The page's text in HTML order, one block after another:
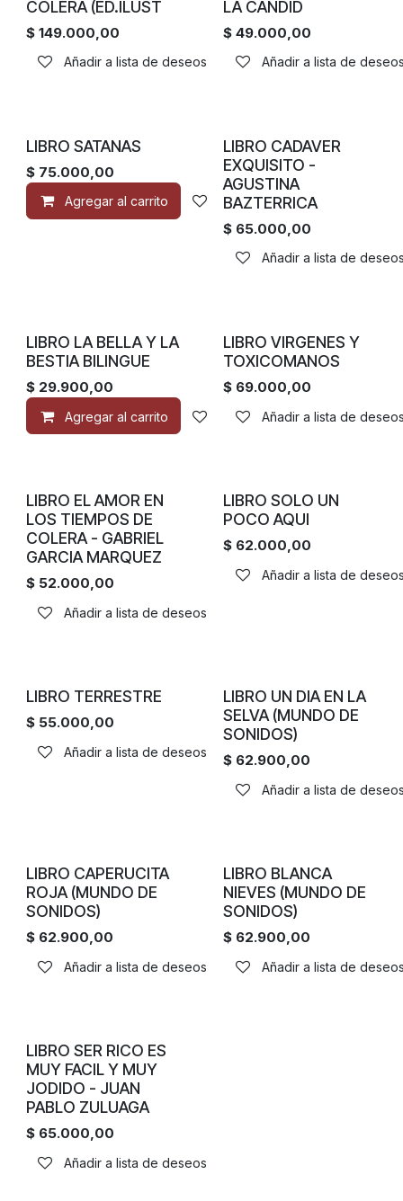
COLERA (ED.ILUST
$ 149.000,00
Añadir a lista de deseos
LA CANDID
$49.000,00
Añadir a lista de
LIBRO SATANAS
$ 75.000,00
Agregar al carrito Añadir a lista de deseos
LIBRO CADAVER
EXQUISITO -
AGUSTINA
BAZTERRICA
$ 65.000,00
Añadir a lista de
LIBRO LA BELLA Y LA
BESTIA BILINGUE
$ 29.900,00
Agregar al carrito Añadir a lista de deseos
LIBRO VIRGENES Y
TOXICOMANOS
$ 69.000,00
Añadir a lista de
LIBRO EL AMOR EN
LOS TIEMPOS DE
COLERA - GABRIEL
GARCIA MARQUEZ
$ 52.000,00
Añadir a lista de deseos
LIBRO SOLO UN
POCO AQUI
$ 62.000,00
Añadir a lista de
LIBRO TERRESTRE
$ 55.000,00
Añadir a lista de deseos
LIBRO UN DIA EN LA
SELVA (MUNDO DE
SONIDOS)
$ 62.900,00
Añadir a lista de
LIBRO CAPERUCITA
ROJA (MUNDO DE
SONIDOS)
$ 62.900,00
Añadir a lista de deseos
LIBRO BLANCA
NIEVES (MUNDO DE
SONIDOS)
$ 62.900,00
Añadir a lista de
LIBRO SER RICO ES
MUY FACIL Y MUY
JODIDO - JUAN
PABLO ZULUAGA
$ 65.000,00
Añadir a lista de deseos